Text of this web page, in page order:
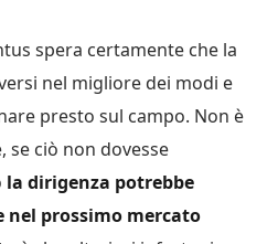
spera certamente che la
nel migliore dei modi e
presto sul campo. Non è
se ciò non dovesse
la dirigenza potrebbe
nel prossimo mercato